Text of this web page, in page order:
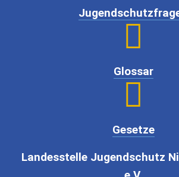

Glossar

Gesetze
Landesstelle Jugendschutz